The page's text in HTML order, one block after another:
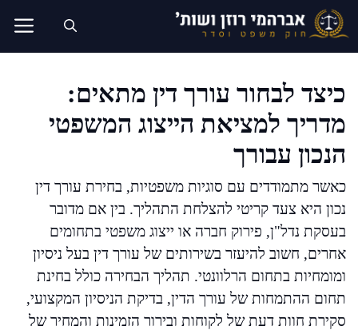
לדלג
לתוכן
כיצד לבחור עורך דין מתאים:
מדריך למציאת הייצוג המשפטי
הנכון עבורך
כאשר מתמודדים עם סוגיות משפטיות, בחירת עורך דין
נכון היא צעד קריטי להצלחת התהליך. בין אם מדובר
בעסקת נדל"ן, פירוק חברה או ייצוג משפטי בתחומים
אחרים, חשוב להיעזר בשירותים של עורך דין בעל ניסיון
ומומחיות בתחום הרלוונטי. תהליך הבחירה כולל בחינת
תחום ההתמחות של עורך הדין, בדיקת הניסיון המקצועי,
סקירת חוות דעת של לקוחות ובירור הזמינות והמחיר של